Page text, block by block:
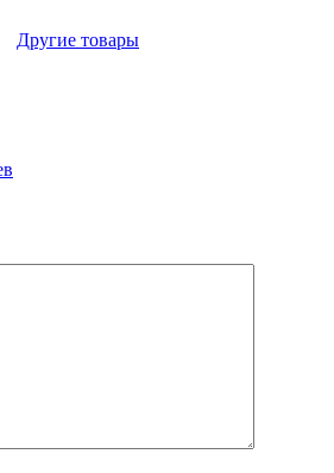
Другие товары